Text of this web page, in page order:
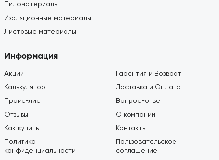
Пиломатериалы
Изоляционные материалы
Листовые материалы
Информация
Акции
Калькулятор
Прайс-лист
Отзывы
Как купить
Политика
конфиденциальности
Гарантия и Возврат
Доставка и Оплата
Вопрос-ответ
О компании
Контакты
Пользовательское
соглашение